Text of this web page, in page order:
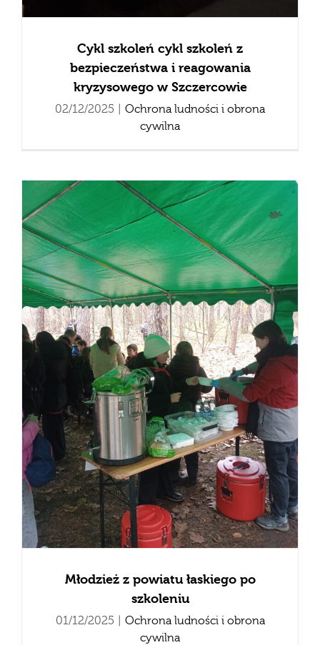
Cykl szkoleń cykl szkoleń z
bezpieczeństwa i reagowania
kryzysowego w Szczercowie
02/12/2025
Ochrona ludności i obrona
cywilna
Młodzież z powiatu łaskiego po
szkoleniu
01/12/2025
Ochrona ludności i obrona
cywilna